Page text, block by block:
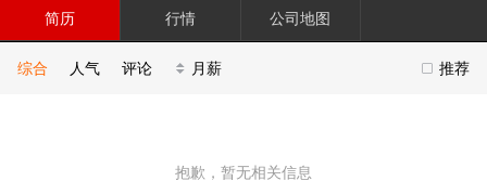
简历 行情 公司地图
推荐
综合 人气 评论 月薪
抱歉，暂无相关信息